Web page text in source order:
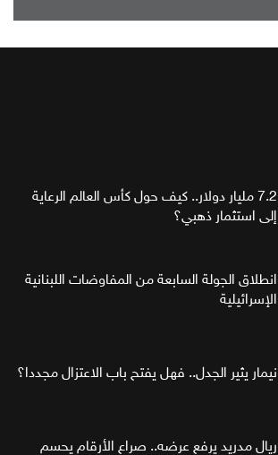
7.2 مليار دولار.. كيف حول كأس العالم الرعاية
إلى استثمار ذهبي؟
انطلاق الجولة السابعة من المفاوضات اللبنانية
الإسرائيلية
نيمار يثير الجدل.. فهل يفتح باب الاعتزال مجددا؟
ريال مدريد يرفع عرضه.. صراع الأرقام يحسم